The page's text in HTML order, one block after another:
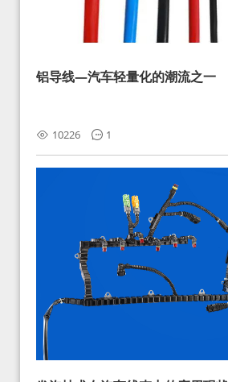
铝导线—汽车轻量化的潮流之一
10226 1